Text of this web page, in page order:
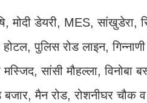
मोदी डेयरी, MES, सांखुडेरा,
होटल, पुलिस रोड लाइन,
मस्जिद, सांसी मौहल्ला,
मैन रोड, रोशनीघर चौक व